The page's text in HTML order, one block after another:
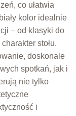
co ułatwia
kolor idealnie
– od klasyki do
stołu.
doskonale
spotkań, jak i
nie tylko
i